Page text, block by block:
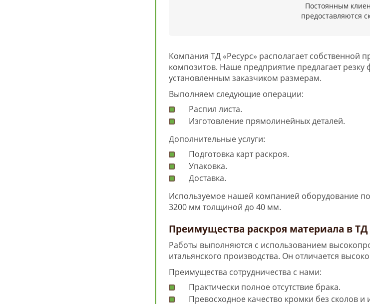
Постоянным
предоставляются
Компания ТД «Ресурс» располагает собственной
композитов. Наше предприятие предлагает
установленным заказчиком размерам.
Выполняем следующие операции:
Распил листа.
Изготовление прямолинейных деталей.
Дополнительные услуги:
Подготовка карт раскроя.
Упаковка.
Доставка.
Используемое нашей компанией оборудование
3200 мм толщиной до 40 мм.
Преимущества раскроя материала в ТД
Работы выполняются с использованием
итальянского производства. Он отличается
Преимущества сотрудничества с нами:
Практически полное отсутствие брака.
Превосходное качество кромки без сколов